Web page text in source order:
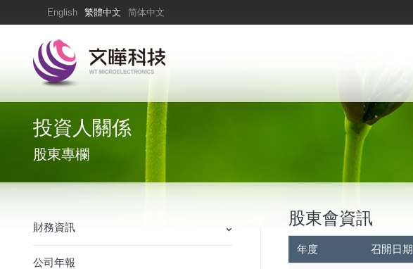
English 繁體中文 简体中文
投資人關係
股東專欄
股東會資訊
年度 召開日期
財務資訊
公司年報